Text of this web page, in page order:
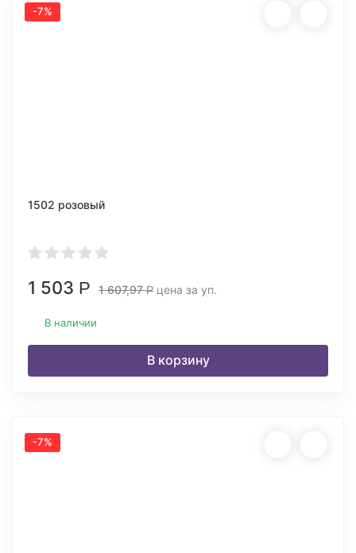
-7%
1502 розовый
1 503 Р 1 607,97Р цена за уп.
В наличии
В корзину
-7%